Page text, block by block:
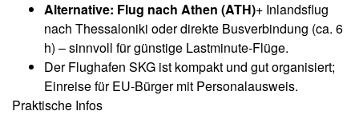
Alternative: Flug nach Athen (ATH)+ Inlandsflug
nach Thessaloniki oder direkte Busverbindung (ca. 6
h) – sinnvoll für günstige Lastminute-Flüge.
Der Flughafen SKG ist kompakt und gut organisiert;
Einreise für EU-Bürger mit Personalausweis.
Praktische Infos